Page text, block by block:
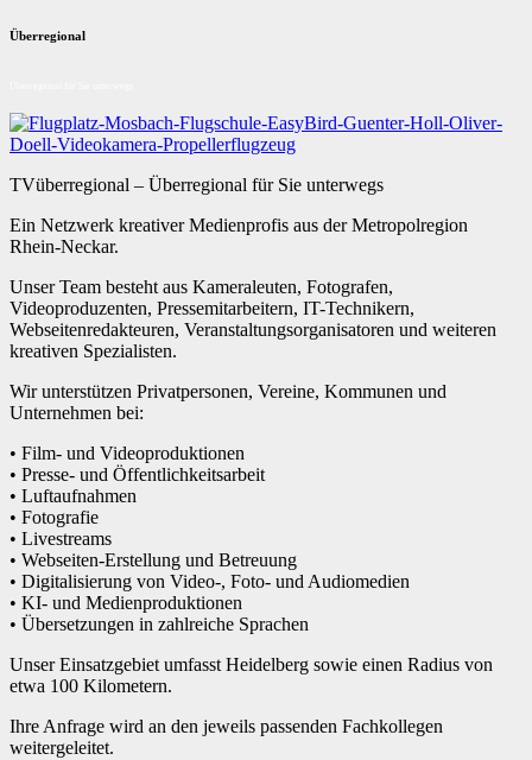
Überregional
TVüberregional – Überregional für Sie unterwegs
Ein Netzwerk kreativer Medienprofis aus der Metropolregion
Rhein-Neckar.
Unser Team besteht aus Kameraleuten, Fotografen,
Videoproduzenten, Pressemitarbeitern, IT-Technikern,
Webseitenredakteuren, Veranstaltungsorganisatoren und weiteren
kreativen Spezialisten.
Wir unterstützen Privatpersonen, Vereine, Kommunen und
Unternehmen bei:
• Film- und Videoproduktionen
• Presse- und Öffentlichkeitsarbeit
• Luftaufnahmen
• Fotografie
• Livestreams
• Webseiten-Erstellung und Betreuung
• Digitalisierung von Video-, Foto- und Audiomedien
• KI- und Medienproduktionen
• Übersetzungen in zahlreiche Sprachen
Unser Einsatzgebiet umfasst Heidelberg sowie einen Radius von
etwa 100 Kilometern.
Ihre Anfrage wird an den jeweils passenden Fachkollegen
weitergeleitet.